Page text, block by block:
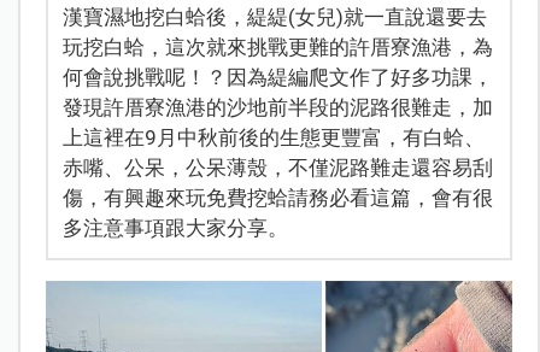
漢寶濕地挖白蛤後，緹緹(女兒)就一直說還要去
玩挖白蛤，這次就來挑戰更難的許厝寮漁港，為
何會說挑戰呢！？因為緹編爬文作了好多功課，
發現許厝寮漁港的沙地前半段的泥路很難走，加
上這裡在9月中秋前後的生態更豐富，有白蛤、
赤嘴、公呆，公呆薄殼，不僅泥路難走還容易刮
傷，有興趣來玩免費挖蛤請務必看這篇，會有很
多注意事項跟大家分享。